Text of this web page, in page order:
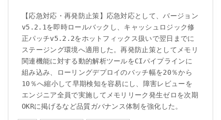
【応急対応・再発防止策】応急対応として、バージョン
v5.2.1を即時ロールバックし、キャッシュロジック修
正パッチv5.2.2をホットフィックス扱いで翌日までに
ステージング環境へ適用した。再発防止策としてメモリ
関連機能に対する動的解析ツールをCIパイプラインに
組み込み、ローリングデプロイのバッチ幅を20％から
10％へ縮小して早期検知を容易にし、障害レビューを
エンジニア全員で実施してメモリリーク発生ゼロを次期
OKRに掲げるなど品質ガバナンス体制を強化した。